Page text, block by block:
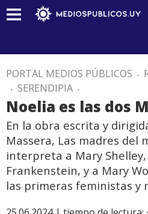
PORTAL MEDIOS PÚBLICOS .
. SERENDIPIA .
Noelia es las dos
En la obra escrita y
Massera, Las madres del
interpreta a Mary
Frankenstein, y a Mary
las primeras feministas y